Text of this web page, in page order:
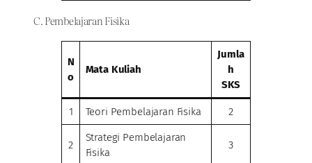
C. Pembelajaran Fisika
N
o
Mata Kuliah
Jumla
h
SKS
1 Teori Pembelajaran Fisika 2
2
Strategi Pembelajaran
Fisika
3